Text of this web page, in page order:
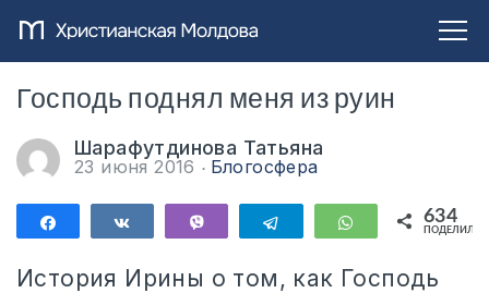
Господь поднял меня из руин
Шарафутдинова Татьяна
23 июня 2016 Блогосфера
ПоделитьсяПоделиться Telegram WhatsApp
634
История Ирины о том, как Господь